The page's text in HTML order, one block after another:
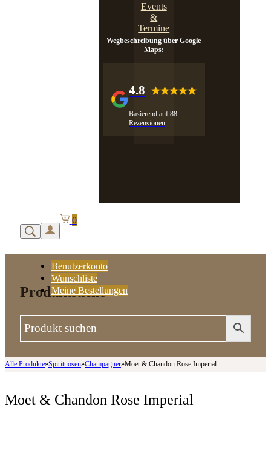
Events
&
Termine
Wegbeschreibung über Google
Maps:
4.8
Basierend auf 88
Rezensionen
Benutzerkonto
Wunschliste
Meine Bestellungen
0
Produktsuche
Alle Produkte»Spirituosen»Champagner»Moet & Chandon Rose Imperial
Moet & Chandon Rose Imperial